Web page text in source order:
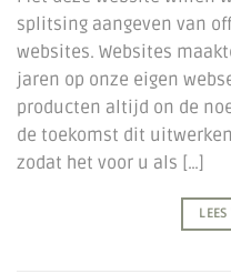
splitsing aangeven van
websites. Websites
jaren op onze eigen
producten altijd on de
de toekomst dit
zodat het voor u als […]